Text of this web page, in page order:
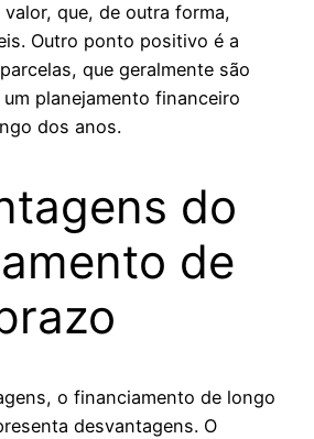
que, de outra forma,
Outro ponto positivo é a
que geralmente são
planejamento financeiro
dos anos.
do
de
o financiamento de longo
desvantagens. O